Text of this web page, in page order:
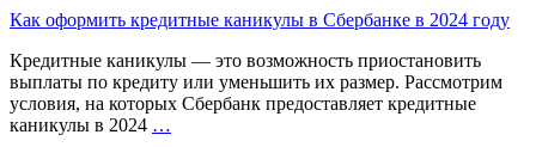
Как оформить кредитные каникулы в Сбербанке в 2024 году
Кредитные каникулы — это возможность приостановить
выплаты по кредиту или уменьшить их размер. Рассмотрим
условия, на которых Сбербанк предоставляет кредитные
каникулы в 2024 …